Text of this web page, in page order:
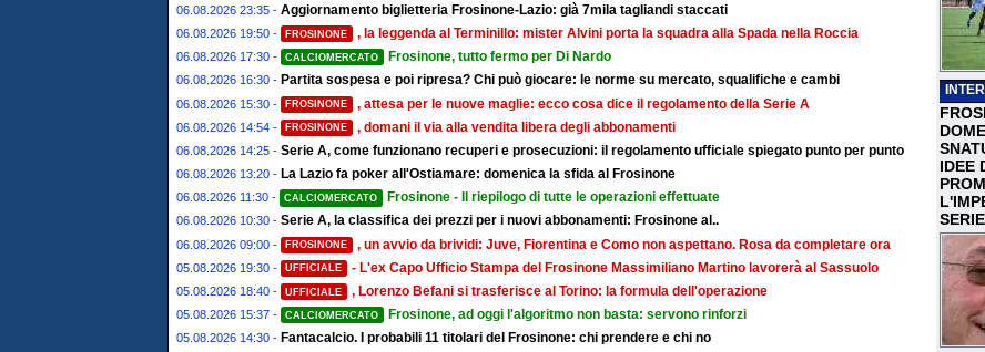
06.08.2026 23:35 - Aggiornamento biglietteria Frosinone-Lazio: già 7mila tagliandi staccati
06.08.2026 19:50 - FROSINONE , la leggenda al Terminillo: mister Alvini porta la squadra alla Spada nella Roccia
06.08.2026 17:30 - CALCIOMERCATO Frosinone, tutto fermo per Di Nardo
06.08.2026 16:30 - Partita sospesa e poi ripresa? Chi può giocare: le norme su mercato, squalifiche e cambi
06.08.2026 15:30 - FROSINONE , attesa per le nuove maglie: ecco cosa dice il regolamento della Serie A
06.08.2026 14:54 - FROSINONE , domani il via alla vendita libera degli abbonamenti
06.08.2026 14:25 - Serie A, come funzionano recuperi e prosecuzioni: il regolamento ufficiale spiegato punto per punto
06.08.2026 13:20 - La Lazio fa poker all'Ostiamare: domenica la sfida al Frosinone
06.08.2026 11:30 - CALCIOMERCATO Frosinone - Il riepilogo di tutte le operazioni effettuate
06.08.2026 10:30 - Serie A, la classifica dei prezzi per i nuovi abbonamenti: Frosinone al..
06.08.2026 09:00 - FROSINONE , un avvio da brividi: Juve, Fiorentina e Como non aspettano. Rosa da completare ora
05.08.2026 19:30 - UFFICIALE - L'ex Capo Ufficio Stampa del Frosinone Massimiliano Martino lavorerà al Sassuolo
05.08.2026 18:40 - UFFICIALE , Lorenzo Befani si trasferisce al Torino: la formula dell'operazione
05.08.2026 15:37 - CALCIOMERCATO Frosinone, ad oggi l'algoritmo non basta: servono rinforzi
05.08.2026 14:30 - Fantacalcio. I probabili 11 titolari del Frosinone: chi prendere e chi no
IDEE